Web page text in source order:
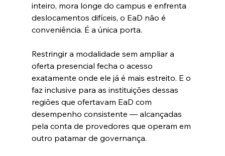
inteiro, mora longe do campus e enfrenta
deslocamentos difíceis, o EaD não é
conveniência. É a única porta.
Restringir a modalidade sem ampliar a
oferta presencial fecha o acesso
exatamente onde ele já é mais estreito. E o
faz inclusive para as instituições dessas
regiões que ofertavam EaD com
desempenho consistente — alcançadas
pela conta de provedores que operam em
outro patamar de governança.